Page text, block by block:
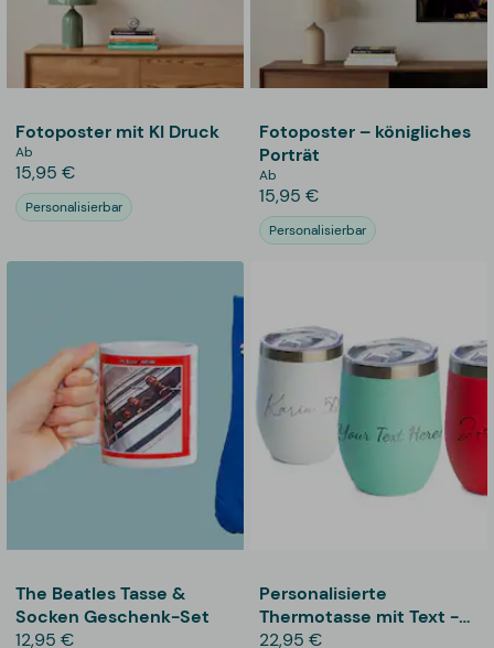
Fotoposter mit KI Druck
Ab
15,95 €
Personalisierbar
Fotoposter – königliches
Porträt
Ab
15,95 €
Personalisierbar
The Beatles Tasse &
Socken Geschenk-Set
12,95 €
Personalisierte
Thermotasse mit Text -
355 ml
22,95 €